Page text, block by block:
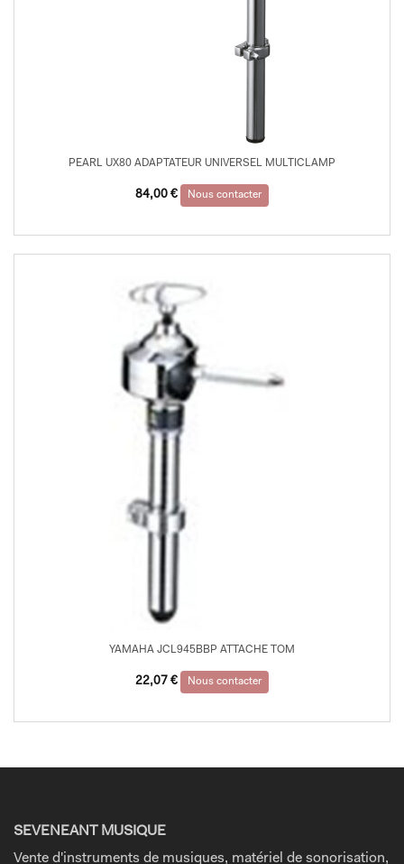
PEARL UX80 ADAPTATEUR UNIVERSEL MULTICLAMP
84,00 € Nous contacter
YAMAHA JCL945BBP ATTACHE TOM
22,07 € Nous contacter
SEVENEANT MUSIQUE
Vente d'instruments de musiques, matériel de sonorisation,